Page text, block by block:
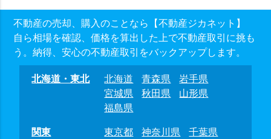
不動産の売却、購入のことなら【不動産ジカネット】
自ら相場を確認、価格を算出した上で不動産取引に挑も
う。納得、安心の不動産取引をバックアップします。
北海道・東北 北海道 青森県
岩手県
宮城県
秋田県
山形県
福島県
関東
東京都 神奈川県
千葉県